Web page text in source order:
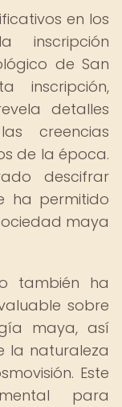
en los
de San
inscripción,
detalles
creencias
de la época.
descifrar
ha permitido
maya
también ha
sobre
maya, así
la naturaleza
Este
para